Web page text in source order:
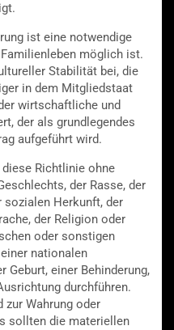
ist eine notwendige
möglich ist.
Stabilität bei, die
in dem Mitgliedstaat
wirtschaftliche und
der als grundlegendes
aufgeführt wird.
Richtlinie ohne
der Rasse, der
sozialen Herkunft, der
der Religion oder
oder sonstigen
nationalen
Geburt, einer Behinderung,
durchführen.
zur Wahrung oder
sollten die materiellen